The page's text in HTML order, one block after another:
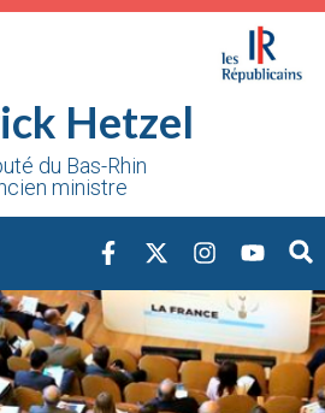
Hetzel
du Bas-Rhin
ministre